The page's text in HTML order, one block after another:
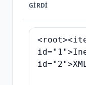
GIRDI